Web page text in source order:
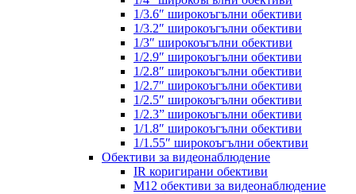
1/3.6″ широкоъгълни обективи
1/3.2″ широкоъгълни обективи
1/3″ широкоъгълни обективи
1/2.9″ широкоъгълни обективи
1/2.8″ широкоъгълни обективи
1/2.7″ широкоъгълни обективи
1/2.5″ широкоъгълни обективи
1/2.3” широкоъгълни обективи
1/1.8″ широкоъгълни обективи
1/1.55″ широкоъгълни обективи
Обективи за видеонаблюдение
IR коригирани обективи
M12 обективи за видеонаблюдение